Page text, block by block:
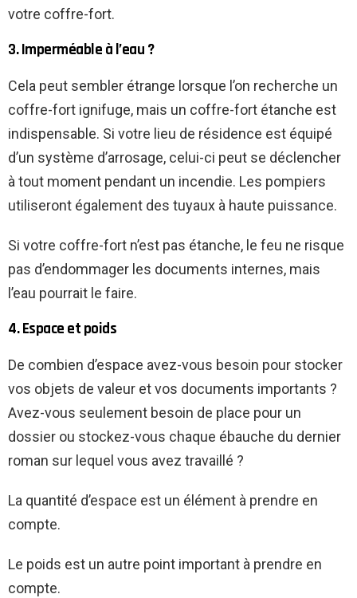
votre coffre-fort.
3. Imperméable à l’eau ?
Cela peut sembler étrange lorsque l’on recherche un
coffre-fort ignifuge, mais un coffre-fort étanche est
indispensable. Si votre lieu de résidence est équipé
d’un système d’arrosage, celui-ci peut se déclencher
à tout moment pendant un incendie. Les pompiers
utiliseront également des tuyaux à haute puissance.
Si votre coffre-fort n’est pas étanche, le feu ne risque
pas d’endommager les documents internes, mais
l’eau pourrait le faire.
4. Espace et poids
De combien d’espace avez-vous besoin pour stocker
vos objets de valeur et vos documents importants ?
Avez-vous seulement besoin de place pour un
dossier ou stockez-vous chaque ébauche du dernier
roman sur lequel vous avez travaillé ?
La quantité d’espace est un élément à prendre en
compte.
Le poids est un autre point important à prendre en
compte.